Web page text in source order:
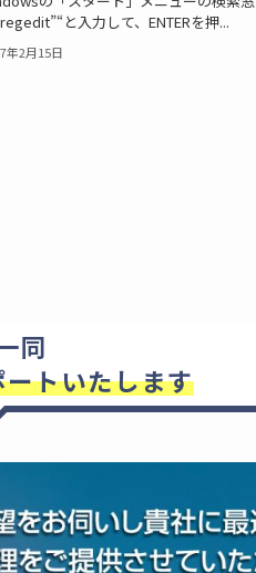
と入力して、ENTERを押...
年2月15日
同
トいたします